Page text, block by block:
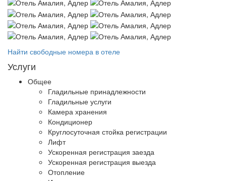
Найти свободные номера в отеле
Услуги
Общее
Гладильные принадлежности
Гладильные услуги
Камера хранения
Кондиционер
Круглосуточная стойка регистрации
Лифт
Ускоренная регистрация заезда
Ускоренная регистрация выезда
Отопление